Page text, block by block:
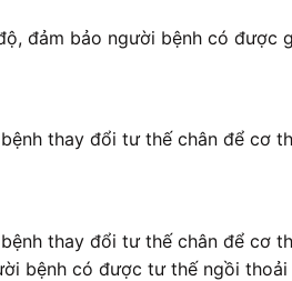
đảm bảo người bệnh có được
thay đổi tư thế chân để cơ
thay đổi tư thế chân để cơ
bệnh có được tư thế ngồi thoải